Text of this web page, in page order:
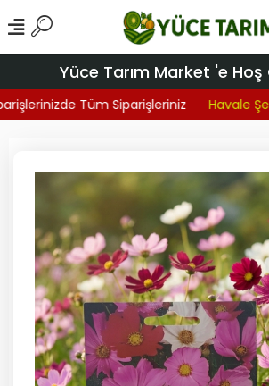
Yüce Tarım Market 'e Hoş
Tüm Siparişleriniz Havale